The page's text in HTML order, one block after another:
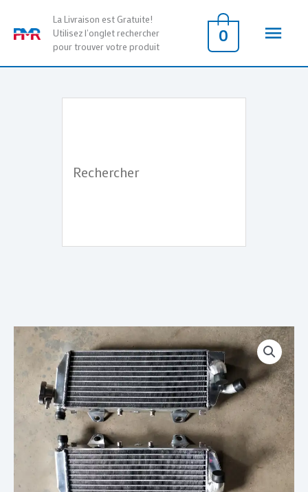
La Livraison est Gratuite!
Utilisez l'onglet rechercher
pour trouver votre produit
0
Plage
de
prix :
€ 115,00
à
€ 175,00
quantité
PAIRE
RADIATEURS
2
Temps